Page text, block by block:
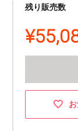
残り販売数